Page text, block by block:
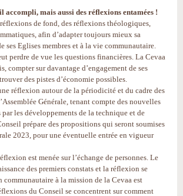
accompli, mais aussi des réflexions entamées !
de fond, des réflexions théologiques,
afin d’adapter toujours mieux sa
ses Eglises membres et à la vie communautaire.
perdre de vue les questions financières. La Cevaa
compter sur davantage d’engagement de ses
des pistes d’économie possibles.
réflexion autour de la périodicité et du cadre des
Générale, tenant compte des nouvelles
les développements de la technique et de
prépare des propositions qui seront soumises
2023, pour une éventuelle entrée en vigueur
est menée sur l’échange de personnes. Le
des premiers constats et la réflexion se
communautaire à la mission de la Cevaa est
du Conseil se concentrent sur comment